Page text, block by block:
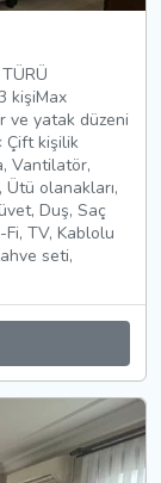
kişiMax
ve yatak düzeni
Çift kişilik
Vantilatör,
Ütü olanakları,
Duş, Saç
TV, Kablolu
seti,